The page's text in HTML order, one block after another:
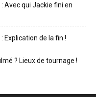
Avec qui Jackie fini en
Explication de la fin !
? Lieux de tournage !